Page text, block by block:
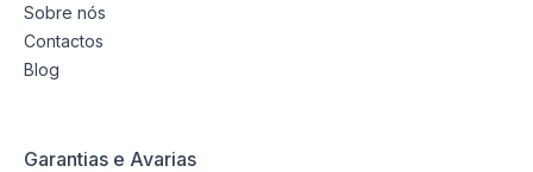
Sobre nós
Contactos
Blog
Garantias e Avarias